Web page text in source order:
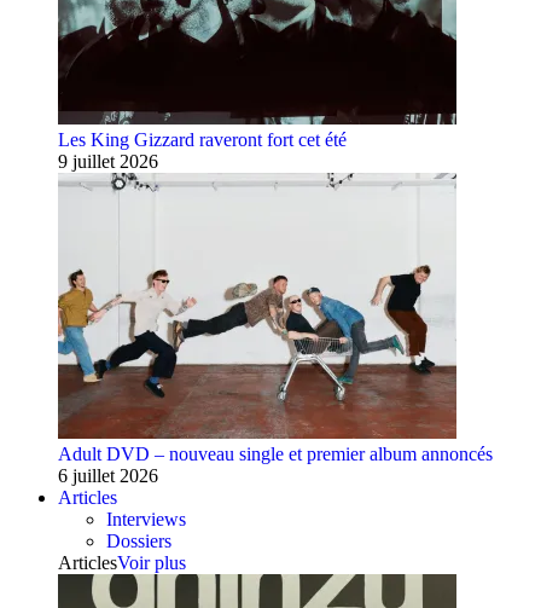
Les King Gizzard raveront fort cet été
9 juillet 2026
Adult DVD – nouveau single et premier album annoncés
6 juillet 2026
Articles
Interviews
Dossiers
ArticlesVoir plus